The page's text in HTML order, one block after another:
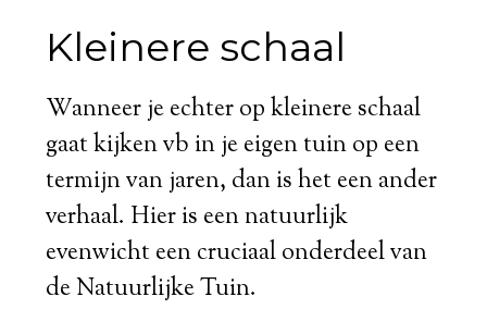
Kleinere schaal
Wanneer je echter op kleinere schaal
gaat kijken vb in je eigen tuin op een
termijn van jaren, dan is het een ander
verhaal. Hier is een natuurlijk
evenwicht een cruciaal onderdeel van
de Natuurlijke Tuin.